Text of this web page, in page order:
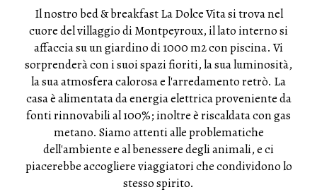
Il nostro bed & breakfast La Dolce Vita si trova nel
cuore del villaggio di Montpeyroux, il lato interno si
affaccia su un giardino di 1000 m2 con piscina. Vi
sorprenderà con i suoi spazi fioriti, la sua luminosità,
la sua atmosfera calorosa e l'arredamento retrò. La
casa è alimentata da energia elettrica proveniente da
fonti rinnovabili al 100%; inoltre è riscaldata con gas
metano. Siamo attenti alle problematiche
dell'ambiente e al benessere degli animali, e ci
piacerebbe accogliere viaggiatori che condividono lo
stesso spirito.